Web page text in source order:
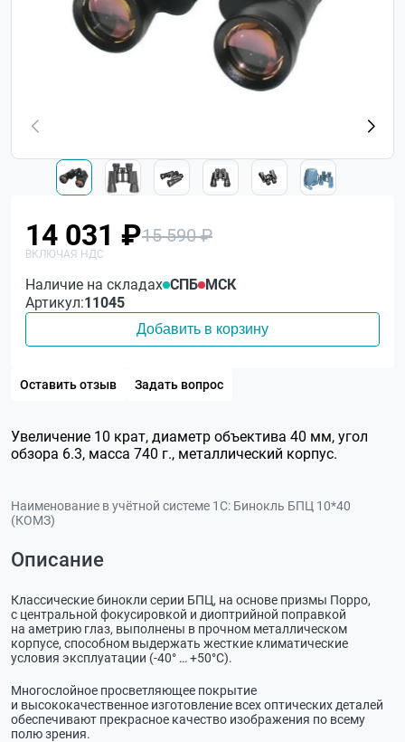
14 031 ₽15 590 ₽
Наличие на складах СПБ МСК
Артикул:11045
Добавить в корзину
Оставить отзыв Задать вопрос
Увеличение 10 крат, диаметр объектива 40 мм, угол
обзора 6.3, масса 740 г., металлический корпус.
Наименование в учётной системе 1С: Бинокль БПЦ 10*40
(КОМЗ)
Описание
Классические бинокли серии БПЦ, на основе призмы Порро,
с центральной фокусировкой и диоптрийной поправкой
на аметрию глаз, выполнены в прочном металлическом
корпусе, способном выдержать жесткие климатические
условия эксплуатации (-40° … +50°С).
Многослойное просветляющее покрытие
и высококачественное изготовление всех оптических деталей
обеспечивают прекрасное качество изображения по всему
полю зрения.